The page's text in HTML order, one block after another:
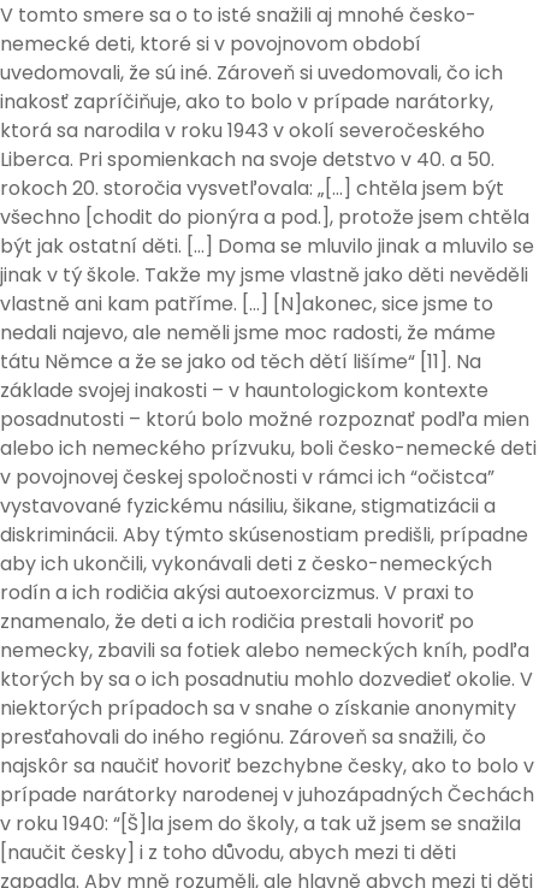
V tomto smere sa o to isté snažili aj mnohé česko-
nemecké deti, ktoré si v povojnovom období
uvedomovali, že sú iné. Zároveň si uvedomovali, čo ich
inakosť zapríčiňuje, ako to bolo v prípade narátorky,
ktorá sa narodila v roku 1943 v okolí severočeského
Liberca. Pri spomienkach na svoje detstvo v 40. a 50.
rokoch 20. storočia vysvetľovala: „[…] chtěla jsem být
všechno [chodit do pionýra a pod.], protože jsem chtěla
být jak ostatní děti. […] Doma se mluvilo jinak a mluvilo se
jinak v tý škole. Takže my jsme vlastně jako děti nevěděli
vlastně ani kam patříme. […] [N]akonec, sice jsme to
nedali najevo, ale neměli jsme moc radosti, že máme
tátu Němce a že se jako od těch dětí lišíme“ [11]. Na
základe svojej inakosti – v hauntologickom kontexte
posadnutosti – ktorú bolo možné rozpoznať podľa mien
alebo ich nemeckého prízvuku, boli česko-nemecké deti
v povojnovej českej spoločnosti v rámci ich “očistca”
vystavované fyzickému násiliu, šikane, stigmatizácii a
diskriminácii. Aby týmto skúsenostiam predišli, prípadne
aby ich ukončili, vykonávali deti z česko-nemeckých
rodín a ich rodičia akýsi autoexorcizmus. V praxi to
znamenalo, že deti a ich rodičia prestali hovoriť po
nemecky, zbavili sa fotiek alebo nemeckých kníh, podľa
ktorých by sa o ich posadnutiu mohlo dozvedieť okolie. V
niektorých prípadoch sa v snahe o získanie anonymity
presťahovali do iného regiónu. Zároveň sa snažili, čo
najskôr sa naučiť hovoriť bezchybne česky, ako to bolo v
prípade narátorky narodenej v juhozápadných Čechách
v roku 1940: “[Š]la jsem do školy, a tak už jsem se snažila
[naučit česky] i z toho důvodu, abych mezi ti děti
zapadla. Aby mně rozuměli, ale hlavně abych mezi ti děti